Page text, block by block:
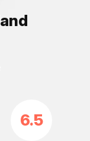
6.5